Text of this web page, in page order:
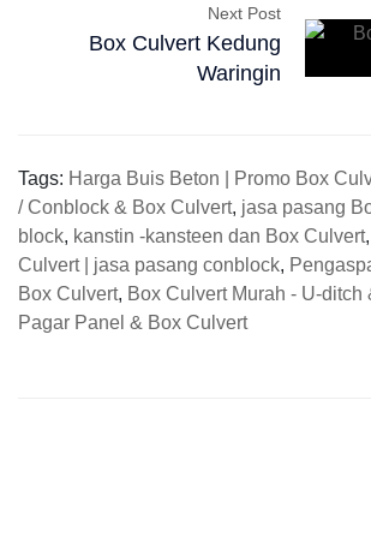
Next Post
Box Culvert Kedung
Waringin
Tags: Harga Buis Beton | Promo Box
/ Conblock & Box Culvert, jasa pasang
block, kanstin -kansteen dan Box Culvert,
Culvert | jasa pasang conblock,
Box Culvert, Box Culvert Murah - U-ditch
Pagar Panel & Box Culvert